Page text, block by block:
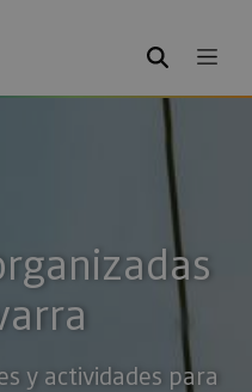
BUSCAR
y actividades para